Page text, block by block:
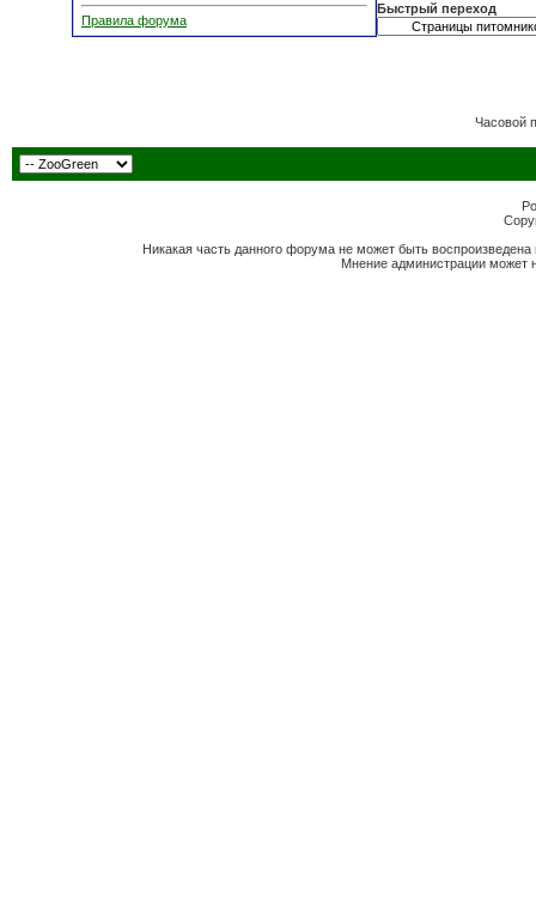
Правила форума
Быстрый переход
Часовой
Никакая часть данного форума не может быть
Мнение администрации может